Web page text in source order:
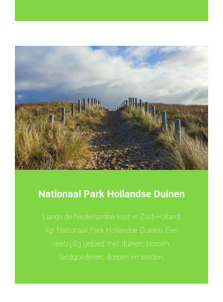
Nationaal Park Hollandse Duinen
Langs de Nederlandse kust in Zuid-Holland
ligt Nationaal Park Hollandse Duinen. Een
veelzijdig gebied met duinen, bossen,
landgoederen, dorpen en steden.